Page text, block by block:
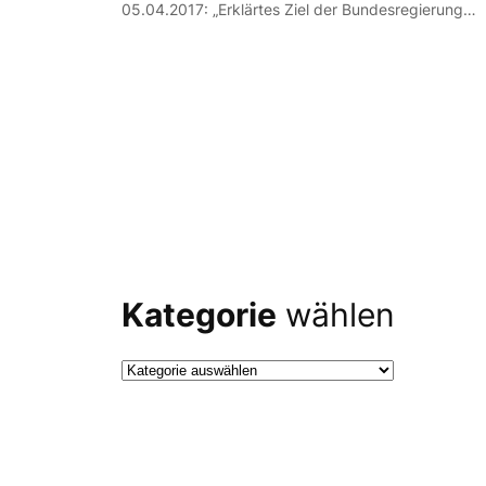
05.04.2017: „Erklärtes Ziel der Bundesregierung…
Kategorie wählen